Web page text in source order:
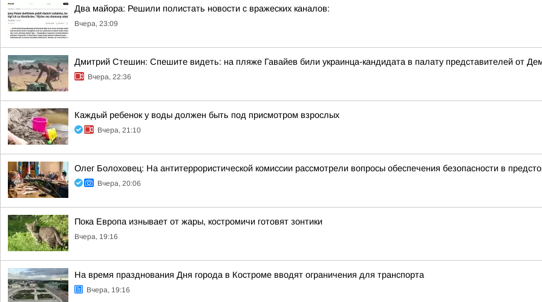
Два майора: Решили полистать новости с вражеских каналов:
Вчера, 23:09
Дмитрий Стешин: Спешите видеть: на пляже Гавайев били украинца-кандидата в палату представителей от
Вчера, 22:36
Каждый ребенок у воды должен быть под присмотром взрослых
Вчера, 21:10
Олег Болоховец: На антитеррористической комиссии рассмотрели вопросы обеспечения безопасности в
Вчера, 20:06
Пока Европа изнывает от жары, костромичи готовят зонтики
Вчера, 19:16
На время празднования Дня города в Костроме вводят ограничения для транспорта
Вчера, 19:16